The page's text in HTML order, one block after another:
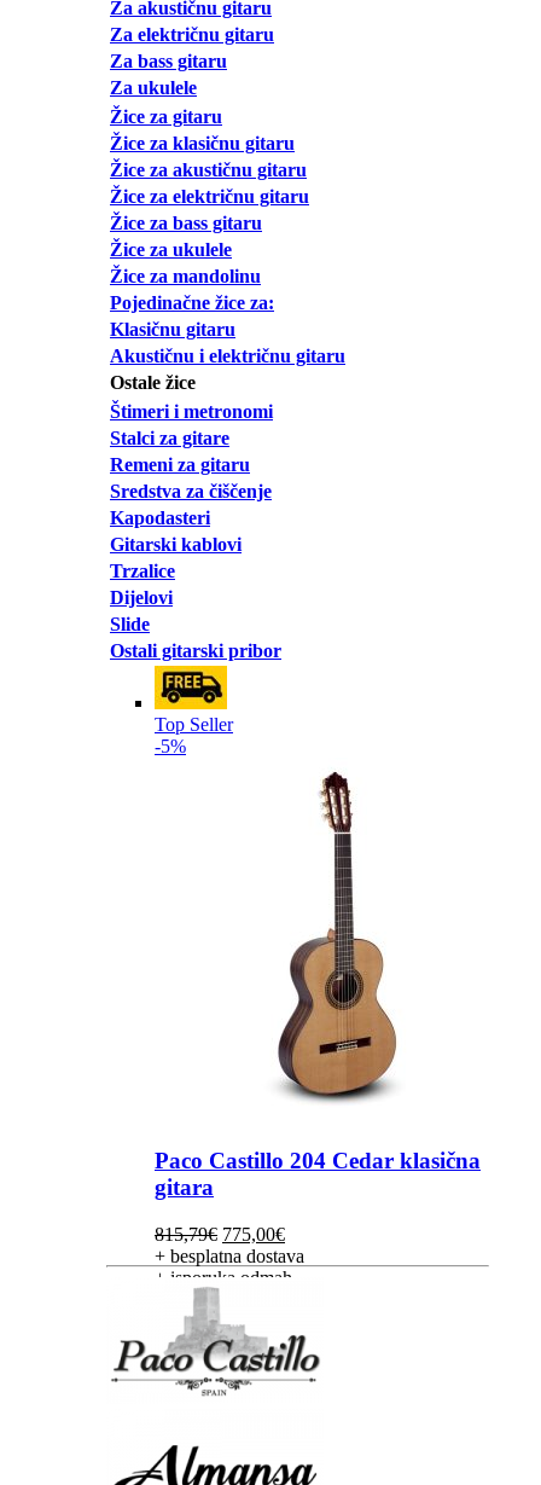
Za akustičnu gitaru
Za električnu gitaru
Za bass gitaru
Za ukulele
Žice za gitaru
Žice za klasičnu gitaru
Žice za akustičnu gitaru
Žice za električnu gitaru
Žice za bass gitaru
Žice za ukulele
Žice za mandolinu
Pojedinačne žice za:
Klasičnu gitaru
Akustičnu i električnu gitaru
Ostale žice
Štimeri i metronomi
Stalci za gitare
Remeni za gitaru
Sredstva za čiščenje
Kapodasteri
Gitarski kablovi
Trzalice
Dijelovi
Slide
Ostali gitarski pribor
Top Seller
-5%
Paco Castillo 204 Cedar klasična
gitara
815,79€ Izvorna
cijena
bila
815,79€.
775,00€Trenutna
cijena
je:
+ besplatna dostava
+ isporuka odmah